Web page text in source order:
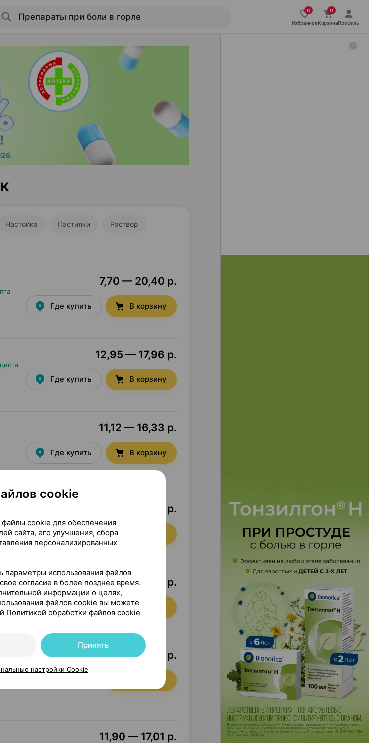
ИзбранноеКорзинаПрофиль
Настойка Пастилки Раствор
7,70 — 20,40 р.
Где купить В корзину
12,95 — 17,96 р.
Где купить В корзину
11,12 — 16,33 р.
Где купить В корзину
15,90 — 22,04 р.
Где купить В корзину
16,11 — 24,36 р.
Где купить В корзину
10,80 — 15,71 р.
В корзину
11,90 — 17,01 р.
cookie
файлы cookie для обеспечения
сайта, его улучшения, сбора
персонализированных
параметры использования файлов
согласие в более позднее время.
информации о целях,
файлов cookie вы можете
Политикой обработки файлов cookie
Принять
настройки Cookie